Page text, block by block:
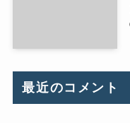
最近のコメント